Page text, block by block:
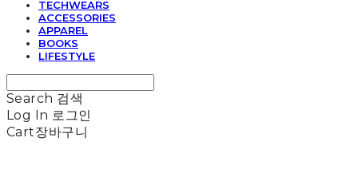
TECHWEARS
ACCESSORIES
APPAREL
BOOKS
LIFESTYLE
Search 검색
Log In 로그인
Cart장바구니